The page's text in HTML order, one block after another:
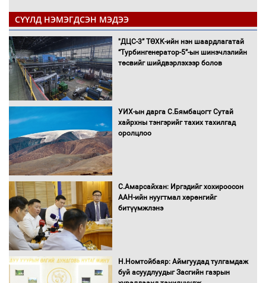
СҮҮЛД НЭМЭГДСЭН МЭДЭЭ
"ДЦС-3” ТӨХК-ийн нэн шаардлагатай
“Турбингенератор-5”-ын шинэчлэлийн
төсвийг шийдвэрлэхээр болов
УИХ-ын дарга С.Бямбацогт Сутай
хайрхны тэнгэрийг тахих тахилгад
оролцлоо
С.Амарсайхан: Иргэдийг хохироосон
ААН-ийн нуугтмал хөрөнгийг
битүүмжлэнэ
Н.Номтойбаяр: Аймгуудад тулгамдаж
буй асуудлуудыг Засгийн газрын